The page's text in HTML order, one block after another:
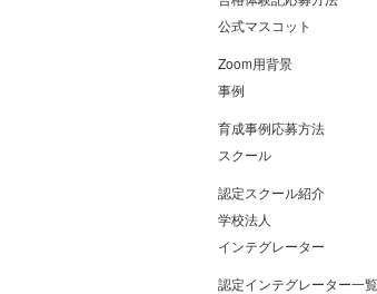
公式マスコット
Zoom用背景
事例
育成事例応募方法
スクール
認定スクール紹介
学校法人
インテグレーター
認定インテグレーター一覧